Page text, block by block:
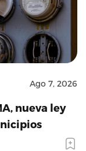
Ago 7, 2026
nueva ley